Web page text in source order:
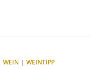
WEIN WEINTIPP